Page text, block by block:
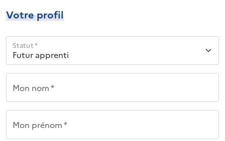
Votre profil
Statut *
Mon nom *
Mon prénom *